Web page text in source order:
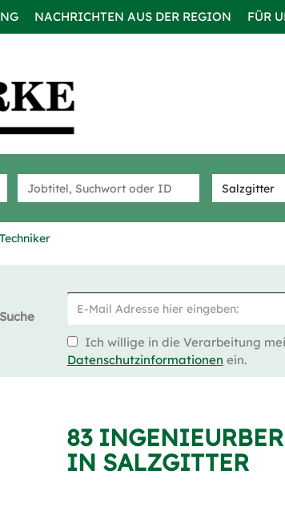
NACHRICHTEN AUS DER REGION FÜR
Ich willige in die Verarbeitung
Datenschutzinformationen ein.
83
IN SALZGITTER